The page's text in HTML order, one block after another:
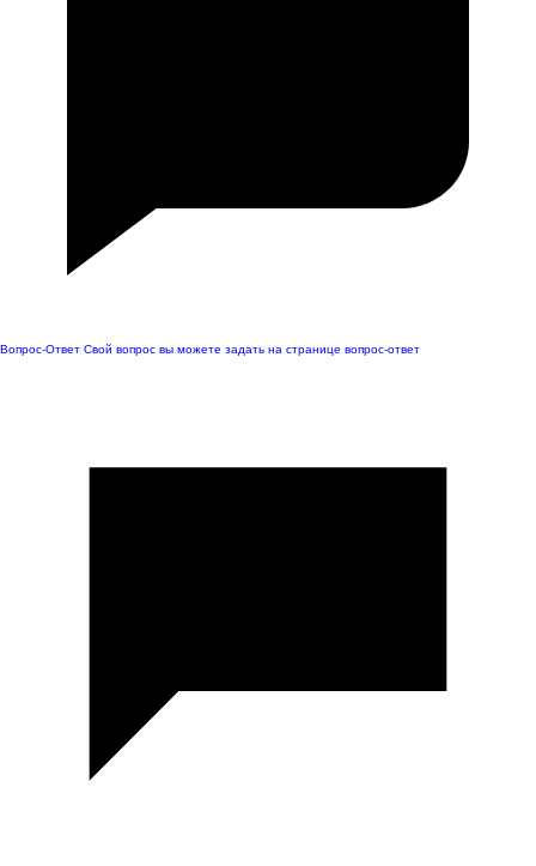
Вопрос-Ответ Свой вопрос вы можете задать на странице вопрос-ответ